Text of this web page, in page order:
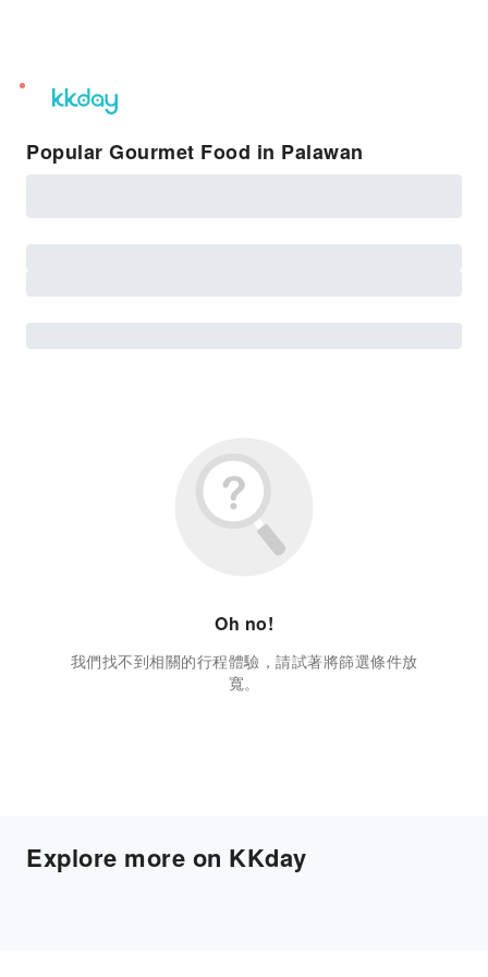
unread
notifications
Popular Gourmet Food in Palawan
Oh no!
我們找不到相關的行程體驗，請試著將篩選條件放
寬。
Explore more on KKday